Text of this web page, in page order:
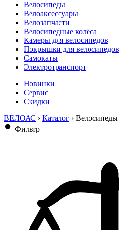
Велосипеды
Велоаксессуары
Велозапчасти
Велосипедные колёса
Камеры для велосипедов
Покрышки для велосипедов
Самокаты
Электротранспорт
Новинки
Сервис
Скидки
ВЕЛОАС › Каталог › Велосипеды
Фильтр